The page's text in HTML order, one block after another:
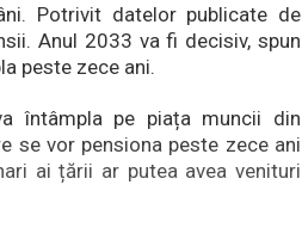
Potrivit datelor publicate de
Anul 2033 va fi decisiv, spun
peste zece ani.
întâmpla pe piața muncii din
se vor pensiona peste zece ani
ai țării ar putea avea venituri